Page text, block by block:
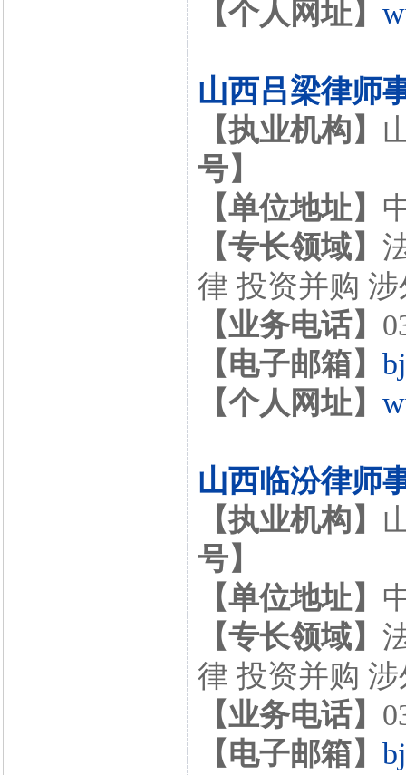
【个人网址】
山西吕梁律师
【执业机构】
号】
【单位地址】
【专长领域】
律 投资并购
【业务电话】
【电子邮箱】
【个人网址】
山西临汾律师
【执业机构】
号】
【单位地址】
【专长领域】
律 投资并购
【业务电话】
【电子邮箱】